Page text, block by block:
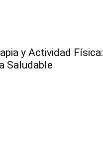
y Actividad
Saludable